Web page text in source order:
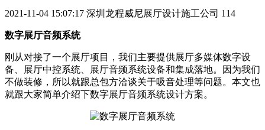
2021-11-04 15:07:17 深圳龙程威尼展厅设计施工公司 114
数字展厅音频系统
刚从对接了一个展厅项目，我们主要提供展厅多媒体数字设
备、展厅中控系统、展厅音频系统设备和集成落地。因为我们
不做装修，所以就跟总包方洽谈关于吸音处理等问题。本文也
就跟大家简单介绍下数字展厅音频系统设计方案。